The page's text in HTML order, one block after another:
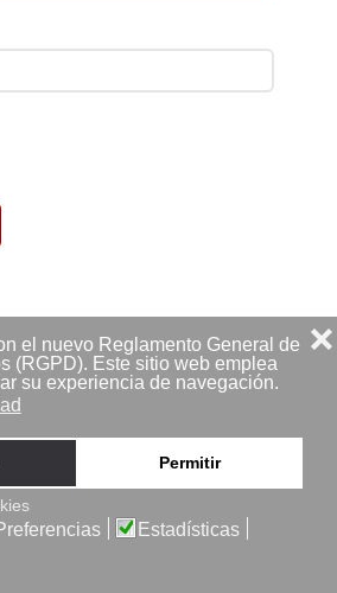
el nuevo Reglamento General de
(RGPD). Este sitio web emplea
su experiencia de navegación.
Permitir
❌
Estadísticas